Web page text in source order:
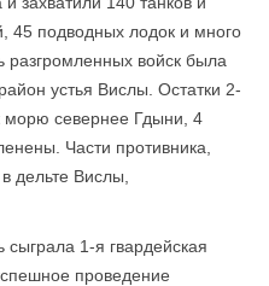
45 подводных лодок и много
разгромленных войск была
устья Вислы. Остатки 2-
морю севернее Гдыни, 4
Части противника,
дельте Вислы,
1-я гвардейская
проведение